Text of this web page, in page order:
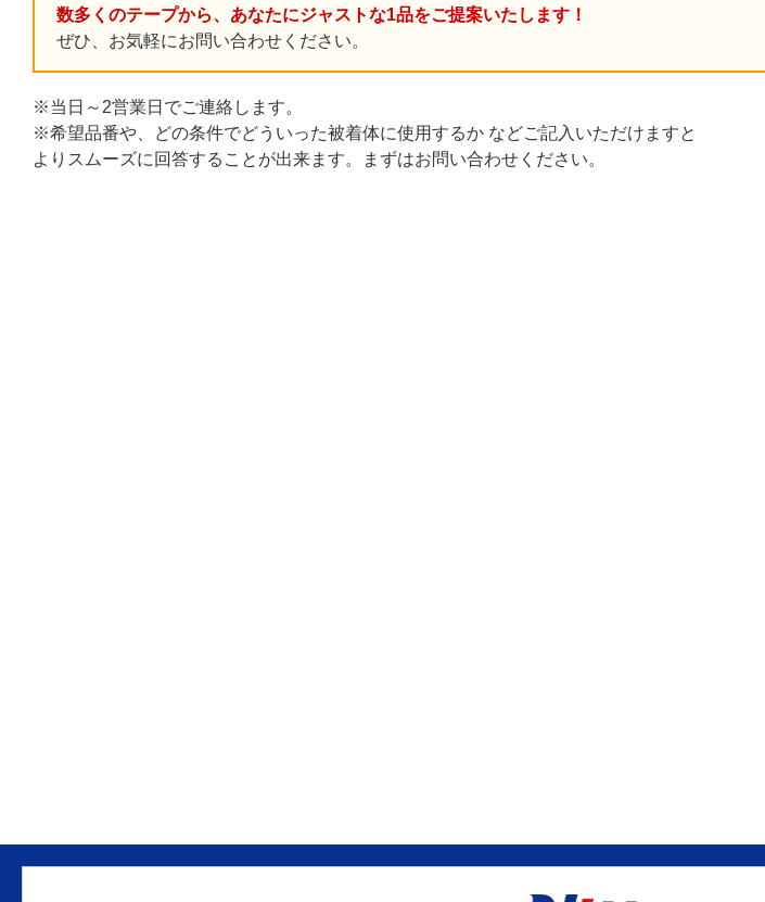
数多くのテープから、あなたにジャストな1品をご提案いたします！
ぜひ、お気軽にお問い合わせください。
※当日～2営業日でご連絡します。
※希望品番や、どの条件でどういった被着体に使用するか などご記入いただけますと
よりスムーズに回答することが出来ます。まずはお問い合わせください。